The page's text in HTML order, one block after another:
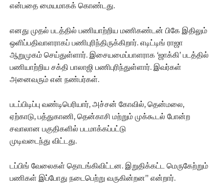
என்பதை மையமாகக் கொண்டது.
எனது முதல் படத்தில் பணியாற்றிய மணிகண்டன் பிகே இதிலும்
ஒளிப்பதிவாளராகப் பணிபுரிந்திருக்கிறார். எடிட்டிங் ராஜா
ஆறுமுகம் செய்துள்ளார். இசையமைப்பாளராக ‘ஜாக்கி’ படத்தில்
பணியாற்றிய சக்தி பாலாஜி பணிபுரிந்துள்ளார். இவர்கள்
அனைவரும் என் நண்பர்கள்.
படப்பிடிப்பு வண்டிபெரியார், அச்சன் கோவில், தென்மலை,
ஏற்காடு, பத்துகாணி, தென்காசி மற்றும் முக்கூடல் போன்ற
சவாலான பகுதிகளில் படமாக்கப்பட்டு
முடிவடைந்து விட்டது.
டப்பிங் வேலைகள் தொடங்கிவிட்டன. இறுதிக்கட்ட மெருகேற்றும்
பணிகள் இப்போது நடைபெற்று வருகின்றன” என்றார்.